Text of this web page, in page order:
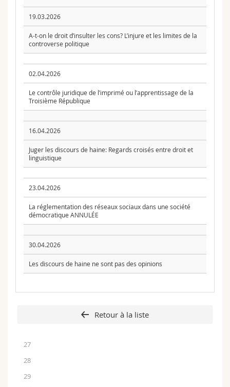
19.03.2026
A-t-on le droit d’insulter les cons? L’injure et les limites de la
controverse politique
02.04.2026
Le contrôle juridique de l’imprimé ou l’apprentissage de la
Troisième République
16.04.2026
Juger les discours de haine: Regards croisés entre droit et
linguistique
23.04.2026
La réglementation des réseaux sociaux dans une société
démocratique ANNULÉE
30.04.2026
Les discours de haine ne sont pas des opinions
Retour à la liste
27
28
29